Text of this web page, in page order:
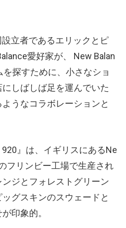
立者であるエリックとピ
愛好家が、 New Balan
探すために、小さなショ
しばしば足を運んでいた
うなコラボレーションと
920』は、イギリスにあるNe
フリンビー工場で生産され
ジとフォレストグリーン
グスキンのスウェードと
印象的。